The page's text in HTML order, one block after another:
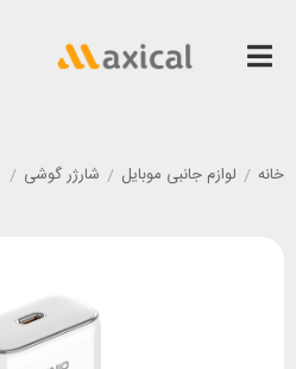
خانه / لوازم جانبی موبایل / شارژر گوشی /